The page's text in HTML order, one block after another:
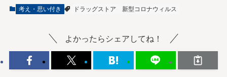
考え・思い付き ドラッグストア 新型コロナウィルス
よかったらシェアしてね！